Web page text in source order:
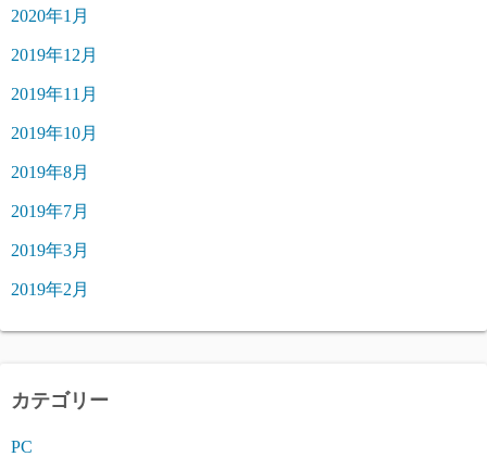
2020年1月
2019年12月
2019年11月
2019年10月
2019年8月
2019年7月
2019年3月
2019年2月
カテゴリー
PC